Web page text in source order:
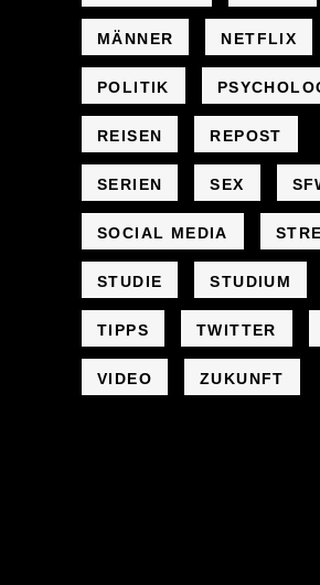
MÄNNER NETFLIX
POLITIK
REISEN REPOST
SERIEN SEX
SOCIAL MEDIA
STUDIE STUDIUM
TIPPS TWITTER
VIDEO ZUKUNFT